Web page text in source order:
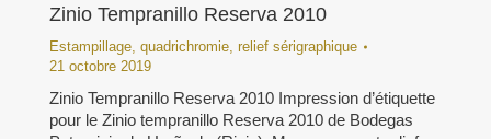
Zinio Tempranillo Reserva 2010
Estampillage, quadrichromie, relief sérigraphique
21 octobre 2019
Zinio Tempranillo Reserva 2010 Impression d’étiquette
pour le Zinio tempranillo Reserva 2010 de Bodegas